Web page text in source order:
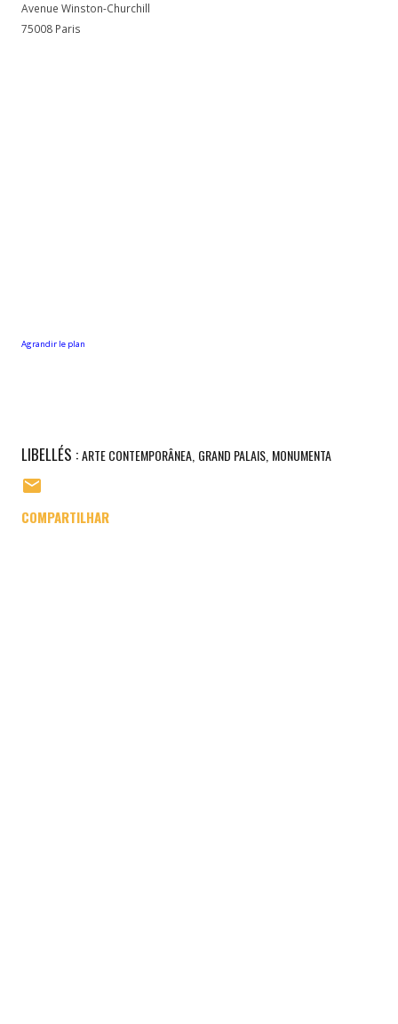
Avenue Winston-Churchill
75008 Paris
Agrandir le plan
LIBELLÉS :ARTE CONTEMPORÂNEA GRAND PALAIS MONUMENTA
COMPARTILHAR